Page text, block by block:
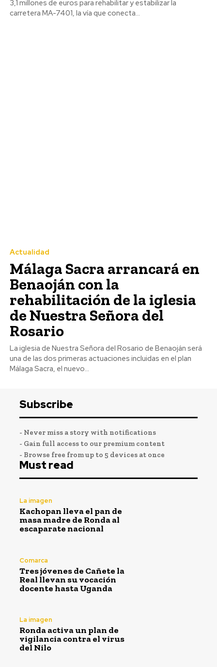
3,1 millones de euros para rehabilitar y estabilizar la
carretera MA-7401, la vía que conecta...
Actualidad
Málaga Sacra arrancará en
Benaoján con la
rehabilitación de la iglesia
de Nuestra Señora del
Rosario
La iglesia de Nuestra Señora del Rosario de Benaoján será
una de las dos primeras actuaciones incluidas en el plan
Málaga Sacra, el nuevo...
Subscribe
- Never miss a story with notifications
- Gain full access to our premium content
- Browse free from up to 5 devices at once
Must read
La imagen
Kachopan lleva el pan de
masa madre de Ronda al
escaparate nacional
Comarca
Tres jóvenes de Cañete la
Real llevan su vocación
docente hasta Uganda
La imagen
Ronda activa un plan de
vigilancia contra el virus
del Nilo